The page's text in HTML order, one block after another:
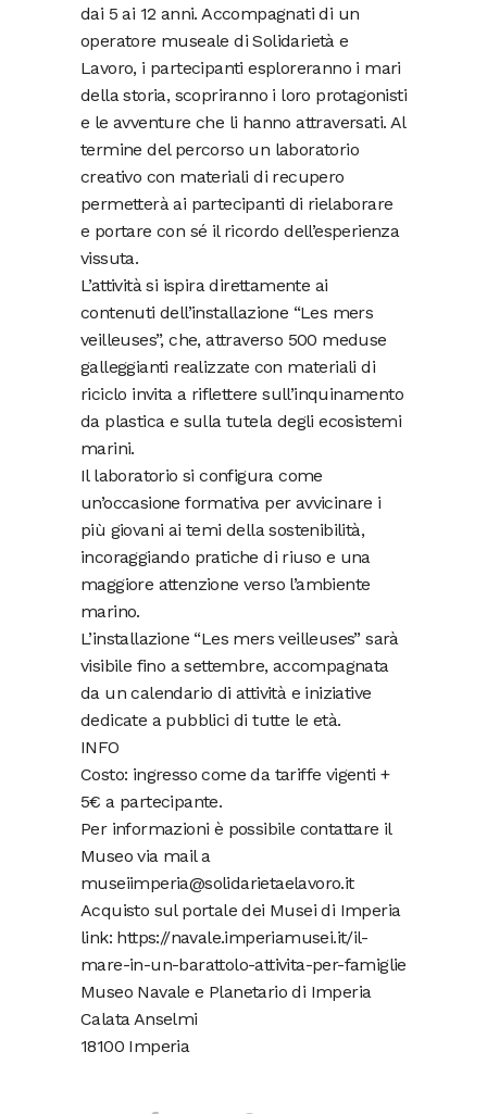
dai 5 ai 12 anni. Accompagnati di un
operatore museale di Solidarietà e
Lavoro, i partecipanti esploreranno i mari
della storia, scopriranno i loro protagonisti
e le avventure che li hanno attraversati. Al
termine del percorso un laboratorio
creativo con materiali di recupero
permetterà ai partecipanti di rielaborare
e portare con sé il ricordo dell’esperienza
vissuta.
L’attività si ispira direttamente ai
contenuti dell’installazione “Les mers
veilleuses”, che, attraverso 500 meduse
galleggianti realizzate con materiali di
riciclo invita a riflettere sull’inquinamento
da plastica e sulla tutela degli ecosistemi
marini.
Il laboratorio si configura come
un’occasione formativa per avvicinare i
più giovani ai temi della sostenibilità,
incoraggiando pratiche di riuso e una
maggiore attenzione verso l’ambiente
marino.
L’installazione “Les mers veilleuses” sarà
visibile fino a settembre, accompagnata
da un calendario di attività e iniziative
dedicate a pubblici di tutte le età.
INFO
Costo: ingresso come da tariffe vigenti +
5€ a partecipante.
Per informazioni è possibile contattare il
Museo via mail a
museiimperia@solidarietaelavoro.it
Acquisto sul portale dei Musei di Imperia
link: https://navale.imperiamusei.it/il-
mare-in-un-barattolo-attivita-per-famiglie
Museo Navale e Planetario di Imperia
Calata Anselmi
18100 Imperia